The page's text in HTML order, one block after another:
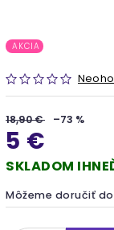
AKCIA
18,90 € –73 %
5 €
SKLADOM
Môžeme doručiť